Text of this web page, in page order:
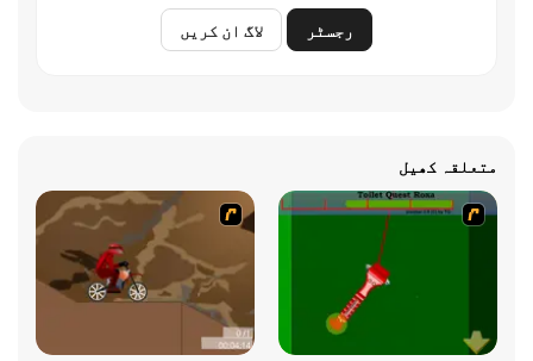
رجسٹر لاگ ان کریں
متعلقہ کھیل